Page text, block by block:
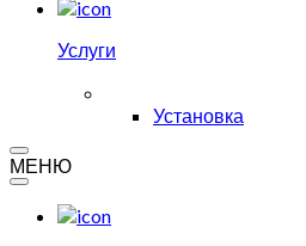
Услуги
Установка
МЕНЮ